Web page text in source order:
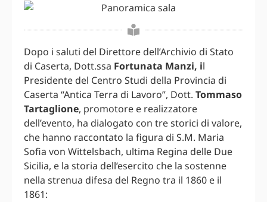
Dopo i saluti del Direttore dell’Archivio di Stato
di Caserta, Dott.ssa Fortunata Manzi, il
Presidente del Centro Studi della Provincia di
Caserta “Antica Terra di Lavoro”, Dott. Tommaso
Tartaglione, promotore e realizzatore
dell’evento, ha dialogato con tre storici di valore,
che hanno raccontato la figura di S.M. Maria
Sofia von Wittelsbach, ultima Regina delle Due
Sicilia, e la storia dell’esercito che la sostenne
nella strenua difesa del Regno tra il 1860 e il
1861: